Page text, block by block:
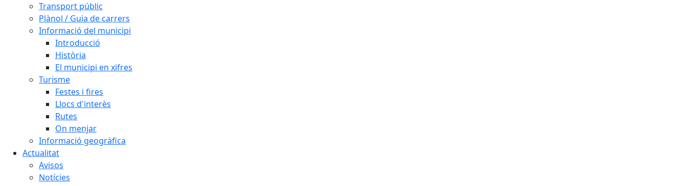
Transport públic
Plànol / Guia de carrers
Informació del municipi
Introducció
Història
El municipi en xifres
Turisme
Festes i fires
Llocs d'interès
Rutes
On menjar
Informació geogràfica
Actualitat
Avisos
Notícies